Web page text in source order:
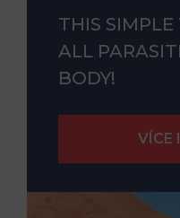
THIS SIMPLE
ALL
BODY!